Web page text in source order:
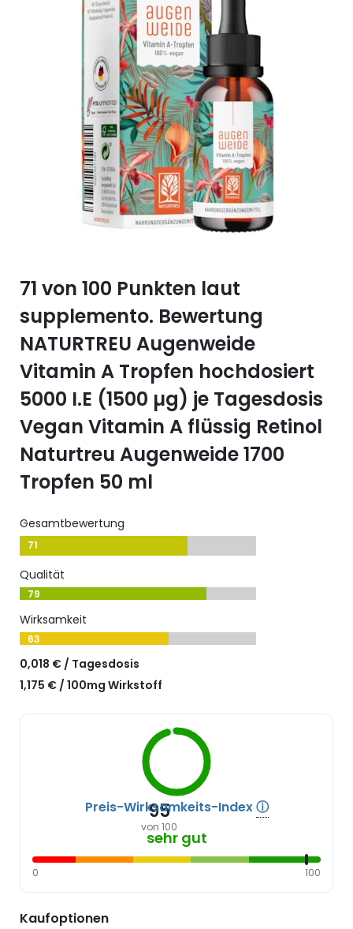
Selen (Se)
Silicium (Si)
Zink (Zn)
Vitamin B12
Vitamin C
Vitamin D
Vitamin E
Vitamin K
Vitamin Q (Q10)
71 von 100 Punkten laut
supplemento. Bewertung
NATURTREU Augenweide
Vitamin A Tropfen hochdosiert
5000 I.E (1500 µg) je Tagesdosis
Vegan Vitamin A flüssig Retinol
Naturtreu Augenweide 1700
Tropfen 50 ml
Gesamtbewertung
71
Qualität
79
Wirksamkeit
63
0,018 € / Tagesdosis
1,175 € / 100mg Wirkstoff
95
von 100
Preis-Wirksamkeits-Indexⓘ
sehr gut
0 100
Kaufoptionen